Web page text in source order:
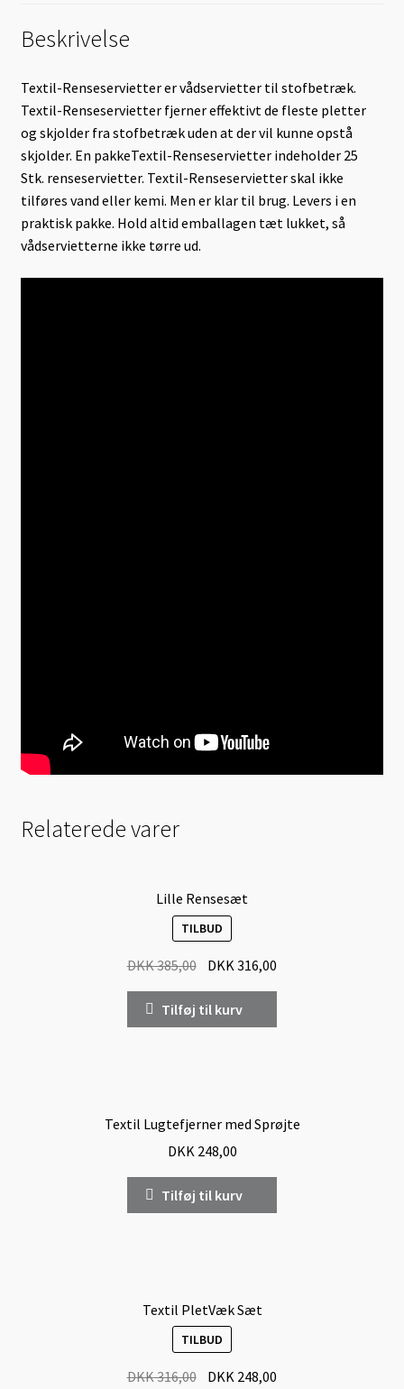
Persondata
Taske-Farvning
Kurv
Beskrivelse
Textil-Renseservietter er vådservietter til stofbetræk.
Textil-Renseservietter fjerner effektivt de fleste pletter
og skjolder fra stofbetræk uden at der vil kunne opstå
skjolder. En pakkeTextil-Renseservietter indeholder 25
Stk. renseservietter. Textil-Renseservietter skal ikke
tilføres vand eller kemi. Men er klar til brug. Levers i en
praktisk pakke. Hold altid emballagen tæt lukket, så
vådservietterne ikke tørre ud.
Relaterede varer
Lille Rensesæt
TILBUD
DKK385,00 DKK316,00
Tilføj til kurv
Textil Lugtefjerner med Sprøjte
DKK248,00
Tilføj til kurv
Textil PletVæk Sæt
TILBUD
DKK316,00 DKK 248,00